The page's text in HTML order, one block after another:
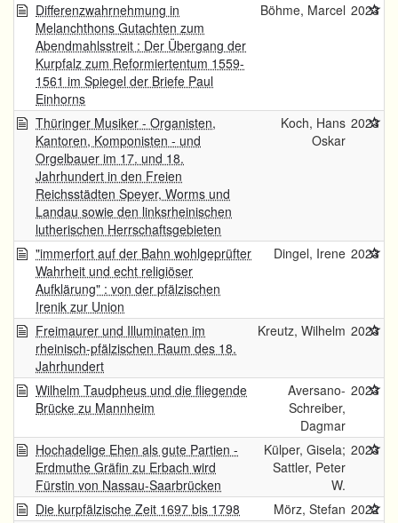
Differenzwahrnehmung in
Melanchthons Gutachten zum
Abendmahlsstreit : Der Übergang der
Kurpfalz zum Reformiertentum 1559-
1561 im Spiegel der Briefe Paul
Einhorns
Böhme, Marcel 2023
Thüringer Musiker - Organisten,
Kantoren, Komponisten - und
Orgelbauer im 17. und 18.
Jahrhundert in den Freien
Reichsstädten Speyer, Worms und
Landau sowie den linksrheinischen
lutherischen Herrschaftsgebieten
Koch, Hans
Oskar
2023
"immerfort auf der Bahn wohlgeprüfter
Wahrheit und echt religiöser
Aufklärung" : von der pfälzischen
Irenik zur Union
Dingel, Irene 2023
Freimaurer und Illuminaten im
rheinisch-pfälzischen Raum des 18.
Jahrhundert
Kreutz, Wilhelm 2023
Wilhelm Taudpheus und die fliegende
Brücke zu Mannheim
Aversano-
Schreiber,
Dagmar
2023
Hochadelige Ehen als gute Partien -
Erdmuthe Gräfin zu Erbach wird
Fürstin von Nassau-Saarbrücken
Külper, Gisela;
Sattler, Peter
W.
2023
Die kurpfälzische Zeit 1697 bis 1798 Mörz, Stefan 2022